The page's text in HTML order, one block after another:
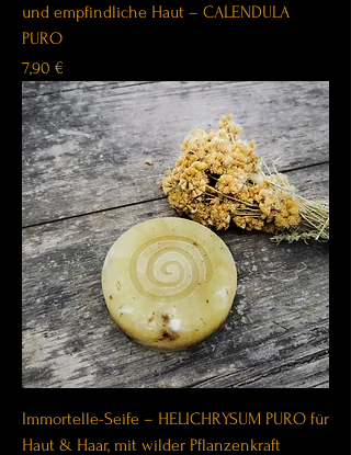
und empfindliche Haut – CALENDULA
PURO
Price
7,90 €
Immortelle-Seife – HELICHRYSUM PURO für
Haut & Haar, mit wilder Pflanzenkraft